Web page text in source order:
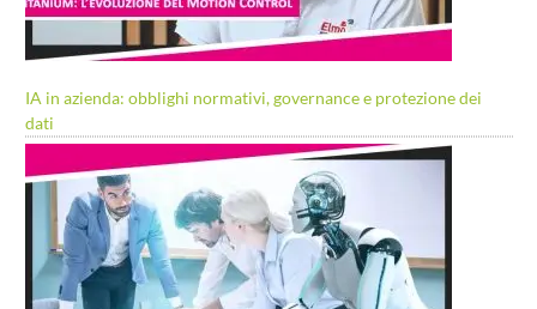
IA in azienda: obblighi normativi, governance e protezione dei
dati